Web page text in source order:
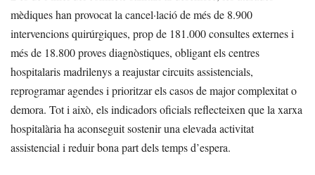
mèdiques han provocat la cancel·lació de més de 8.900
intervencions quirúrgiques, prop de 181.000 consultes externes i
més de 18.800 proves diagnòstiques, obligant els centres
hospitalaris madrilenys a reajustar circuits assistencials,
reprogramar agendes i prioritzar els casos de major complexitat o
demora. Tot i això, els indicadors oficials reflecteixen que la xarxa
hospitalària ha aconseguit sostenir una elevada activitat
assistencial i reduir bona part dels temps d’espera.